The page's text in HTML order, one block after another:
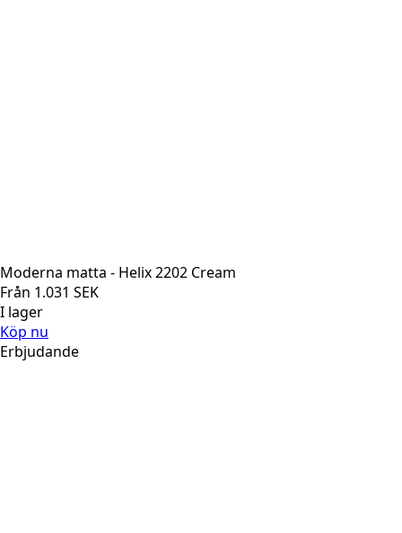
Moderna matta - Helix 2202 Cream
Från 1.031 SEK
I lager
Köp nu
Erbjudande